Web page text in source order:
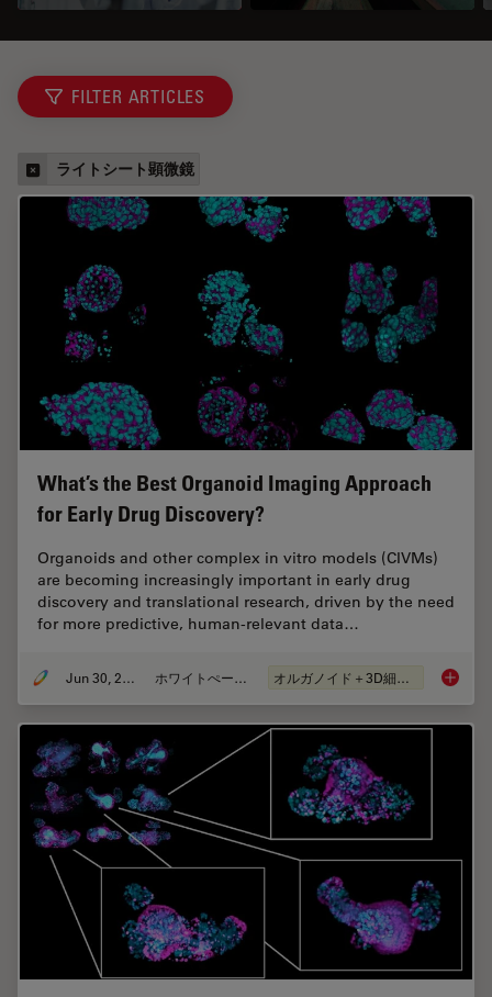
FILTER ARTICLES
ライトシート顕微鏡
What’s the Best Organoid Imaging Approach
for Early Drug Discovery?
Organoids and other complex in vitro models (CIVMs)
are becoming increasingly important in early drug
discovery and translational research, driven by the need
for more predictive, human-relevant data…
Jun 30, 2026 ホワイトぺーパー オルガノイド＋3D細胞培養